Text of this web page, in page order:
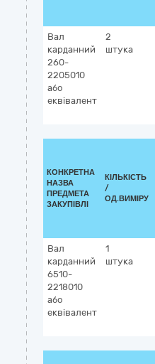
Вал
карданний
260-
2205010
або
еквівалент
2
штука
КОНКРЕТНА
НАЗВА
ПРЕДМЕТА
ЗАКУПІВЛІ
КІЛЬКІСТЬ
/
ОД.ВИМІРУ
Вал
карданний
6510-
2218010
або
еквівалент
1
штука